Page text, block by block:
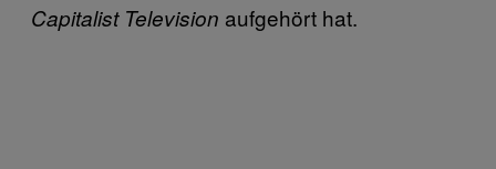
Capitalist Television aufgehört hat.